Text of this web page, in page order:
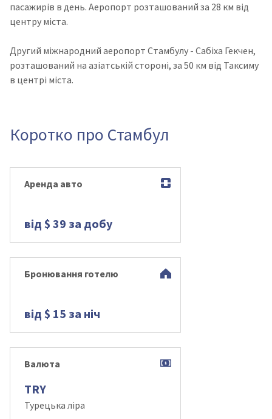
пасажирів в день. Аеропорт розташований за 28 км від
центру міста.
Другий міжнародний аеропорт Стамбулу - Сабіха Гекчен,
розташований на азіатській стороні, за 50 км від Таксиму
в центрі міста.
Коротко про Стамбул
Аренда авто
від $ 39 за добу
Бронювання готелю
від $ 15 за ніч
Валюта
TRY
Турецька ліра